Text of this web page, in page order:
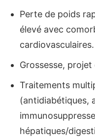
Perte de poids
élevé avec
cardiovasculaires.
Grossesse,
Traitements
(antidiabétiques,
hépatiques/